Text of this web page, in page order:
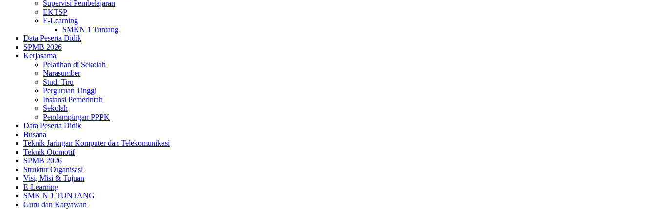
Supervisi Pembelajaran
EKTSP
E-Learning
SMKN 1 Tuntang
Data Peserta Didik
SPMB 2026
Kerjasama
Pelatihan di Sekolah
Narasumber
Studi Tiru
Perguruan Tinggi
Instansi Pemerintah
Sekolah
Pendampingan PPPK
Data Peserta Didik
Busana
Teknik Jaringan Komputer dan Telekomunikasi
Teknik Otomotif
SPMB 2026
Struktur Organisasi
Visi, Misi & Tujuan
E-Learning
SMK N 1 TUNTANG
Guru dan Karyawan